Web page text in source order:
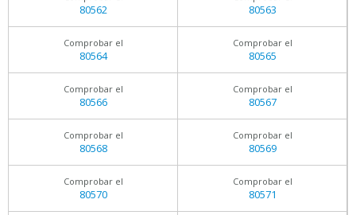
80562 80563
Comprobar el
80564
Comprobar el
80565
Comprobar el
80566
Comprobar el
80567
Comprobar el
80568
Comprobar el
80569
Comprobar el
80570
Comprobar el
80571